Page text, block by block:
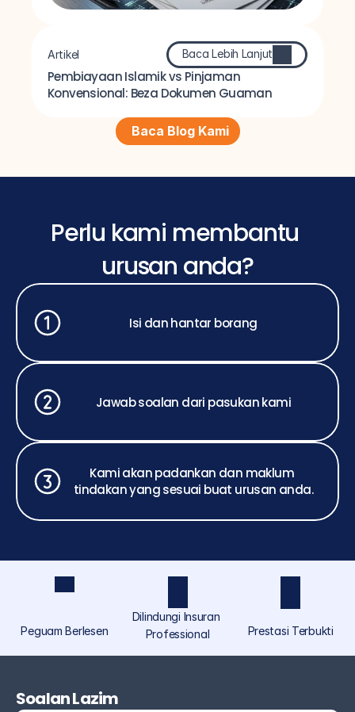
Artikel Baca Lebih Lanjut
Pembiayaan Islamik vs Pinjaman
Konvensional: Beza Dokumen Guaman
Baca Blog Kami
Perlu kami membantu
urusan anda?
Isi dan hantar borang
Jawab soalan dari pasukan kami
Kami akan padankan dan maklum
tindakan yang sesuai buat urusan anda.
Peguam Berlesen
Dilindungi Insuran
Professional
Prestasi Terbukti
Soalan Lazim
ramai di bawah Akmal Saufi & Co, menyediakan